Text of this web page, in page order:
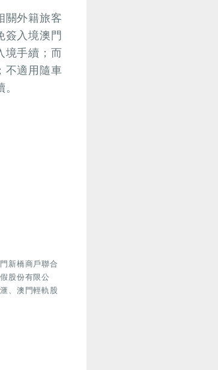
關外籍旅客
簽入境澳門
境手續；而
不適用隨車
新橋商戶聯合
股份有限公
、澳門輕軌股